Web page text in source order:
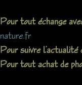
Pour tout échange
nature.fr
Pour suivre
Pour tout achat de